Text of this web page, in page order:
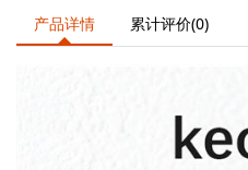
产品详情 累计评价(0)